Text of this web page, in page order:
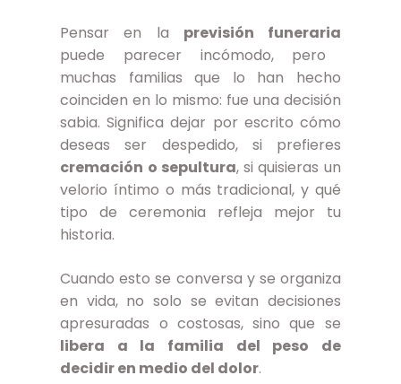
Pensar en la previsión funeraria
puede parecer incómodo, pero
muchas familias que lo han hecho
coinciden en lo mismo: fue una decisión
sabia. Significa dejar por escrito cómo
deseas ser despedido, si prefieres
cremación o sepultura, si quisieras un
velorio íntimo o más tradicional, y qué
tipo de ceremonia refleja mejor tu
historia.
Cuando esto se conversa y se organiza
en vida, no solo se evitan decisiones
apresuradas o costosas, sino que se
libera a la familia del peso de
decidir en medio del dolor.